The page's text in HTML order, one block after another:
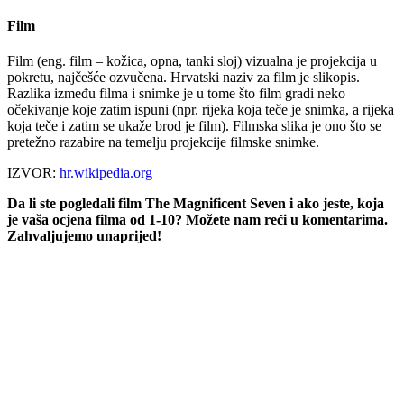
Film
Film (eng. film – kožica, opna, tanki sloj) vizualna je projekcija u
pokretu, najčešće ozvučena. Hrvatski naziv za film je slikopis.
Razlika između filma i snimke je u tome što film gradi neko
očekivanje koje zatim ispuni (npr. rijeka koja teče je snimka, a rijeka
koja teče i zatim se ukaže brod je film). Filmska slika je ono što se
pretežno razabire na temelju projekcije filmske snimke.
IZVOR: hr.wikipedia.org
Da li ste pogledali film The Magnificent Seven i ako jeste, koja
je vaša ocjena filma od 1-10? Možete nam reći u komentarima.
Zahvaljujemo unaprijed!